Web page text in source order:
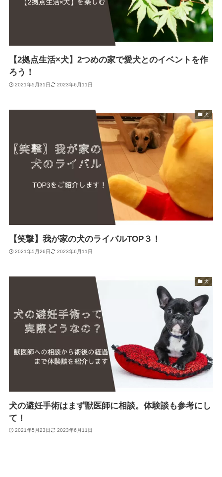
【2拠点生活×犬】2つめの家で愛犬とのイベントを作
ろう！
2021年5月31日 2023年6月11日
犬
【笑撃】我が家の犬のライバルTOP３！
2021年5月26日 2023年6月11日
犬
犬の避妊手術はまず獣医師に相談。体験談も参考にし
て！
2021年5月23日 2023年6月11日